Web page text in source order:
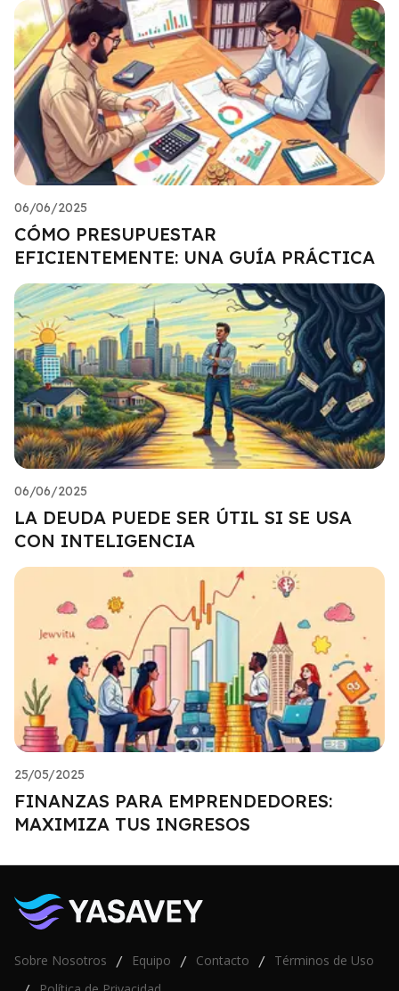
06/06/2025
CÓMO PRESUPUESTAR
EFICIENTEMENTE: UNA GUÍA PRÁCTICA
06/06/2025
LA DEUDA PUEDE SER ÚTIL SI SE USA
CON INTELIGENCIA
25/05/2025
FINANZAS PARA EMPRENDEDORES:
MAXIMIZA TUS INGRESOS
Sobre Nosotros / Equipo / Contacto / Términos de Uso